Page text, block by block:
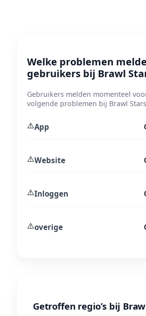
Welke problemen
gebruikers bij Brawl
Gebruikers melden momenteel
volgende problemen bij Brawl
⚠️App
⚠️Website
⚠️Inloggen
⚠️overige
Getroffen regio’s bij